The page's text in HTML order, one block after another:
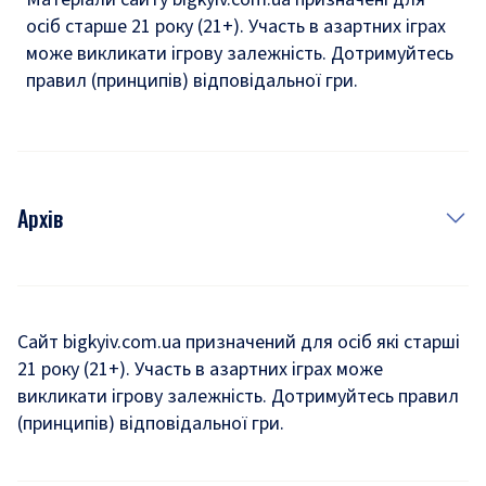
осіб старше 21 року (21+). Участь в азартних іграх
може викликати ігрову залежність. Дотримуйтесь
правил (принципів) відповідальної гри.
Архів
Комуналка
Хроніки війни
Сайт bigkyiv.com.ua призначений для осіб які старші
21 року (21+). Участь в азартних іграх може
викликати ігрову залежність. Дотримуйтесь правил
(принципів) відповідальної гри.